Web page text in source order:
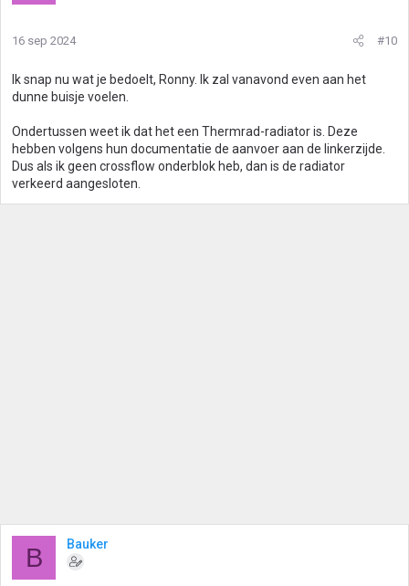
e
i
g
16 sep 2024 #10
Ik snap nu wat je bedoelt, Ronny. Ik zal vanavond even aan het
dunne buisje voelen.
Ondertussen weet ik dat het een Thermrad-radiator is. Deze
hebben volgens hun documentatie de aanvoer aan de linkerzijde.
Dus als ik geen crossflow onderblok heb, dan is de radiator
verkeerd aangesloten.
B Bauker